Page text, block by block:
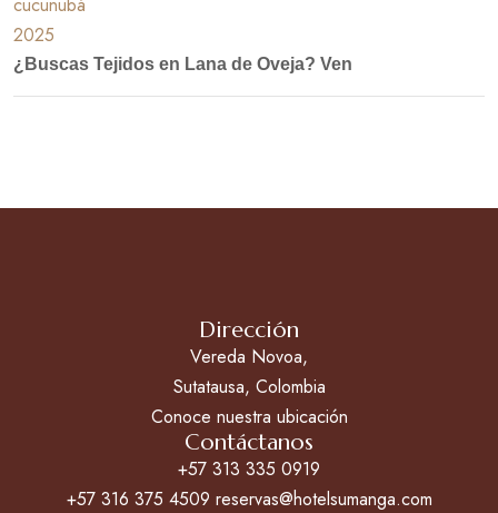
¿Buscas Tejidos en Lana de Oveja? Ven
Dirección
Vereda Novoa,
Sutatausa, Colombia
Conoce nuestra ubicación
Contáctanos
+57 313 335 0919
+57 316 375 4509 reservas@hotelsumanga.com